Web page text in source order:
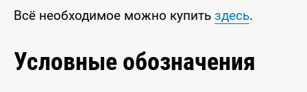
Всё необходимое можно купить здесь.
Условные обозначения